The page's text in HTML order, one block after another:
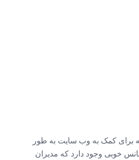
برای کمک به وب سایت به طور
خوبی وجود دارد که مدیران